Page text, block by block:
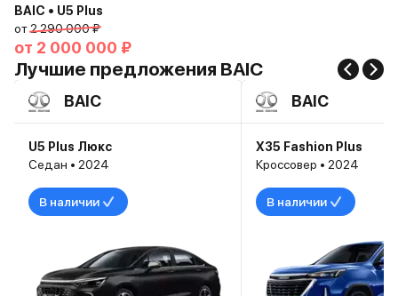
BAIC • U5 Plus
от2 290 000 ₽
от 2 000 000 ₽
Лучшие предложения BAIC
BAIC
U5 Plus Люкс
Седан • 2024
В наличии
BAIC
X35 Fashion Plus
Кроссовер • 2024
В наличии